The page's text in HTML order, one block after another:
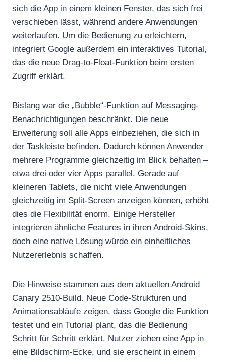
sich die App in einem kleinen Fenster, das sich frei
verschieben lässt, während andere Anwendungen
weiterlaufen. Um die Bedienung zu erleichtern,
integriert Google außerdem ein interaktives Tutorial,
das die neue Drag-to-Float-Funktion beim ersten
Zugriff erklärt.
Bislang war die „Bubble“-Funktion auf Messaging-
Benachrichtigungen beschränkt. Die neue
Erweiterung soll alle Apps einbeziehen, die sich in
der Taskleiste befinden. Dadurch können Anwender
mehrere Programme gleichzeitig im Blick behalten –
etwa drei oder vier Apps parallel. Gerade auf
kleineren Tablets, die nicht viele Anwendungen
gleichzeitig im Split-Screen anzeigen können, erhöht
dies die Flexibilität enorm. Einige Hersteller
integrieren ähnliche Features in ihren Android-Skins,
doch eine native Lösung würde ein einheitliches
Nutzererlebnis schaffen.
Die Hinweise stammen aus dem aktuellen Android
Canary 2510-Build. Neue Code-Strukturen und
Animationsabläufe zeigen, dass Google die Funktion
testet und ein Tutorial plant, das die Bedienung
Schritt für Schritt erklärt. Nutzer ziehen eine App in
eine Bildschirm-Ecke, und sie erscheint in einem